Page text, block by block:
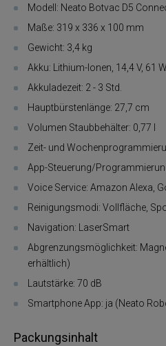
Modell: Neato Botvac D5
Maße: 319 x 336 x 100 mm
Gewicht: 3,4 kg
Akku: Lithium-Ionen, 14,4 V, 61
Akkuladezeit: 2 - 3 Std.
Hauptbürstenlänge: 27,7 cm
Volumen Staubbehälter: 0,77 l
Zeit- und
App-Steuerung/
Voice Service: Amazon Alexa,
Reinigungsmodi: Vollfläche,
Navigation: LaserSmart
Abgrenzungsmöglichkeit:
erhältlich)
Lautstärke: 70 dB
Smartphone App: ja (Neato
Packungsinhalt